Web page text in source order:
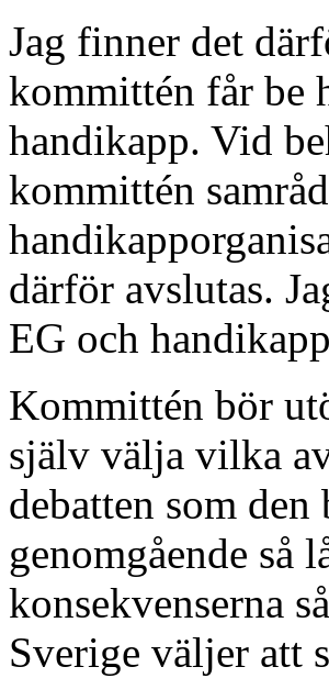
Jag finner det
kommittén får be
handikapp. Vid
kommittén
därför avslutas.
EG och
Kommittén bör
själv välja vilka
debatten som
genomgående så
konsekvenserna
Sverige väljer att